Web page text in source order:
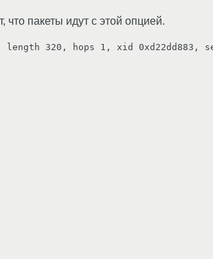
пакеты идут с этой опцией.
length 320, hops 1, xid 0xd22dd883,